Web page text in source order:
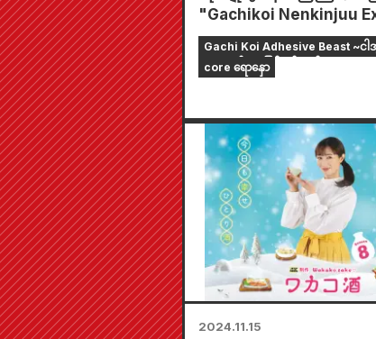
"Gachikoi Nenkinjuu
သည် မေလ 25 ရက်နေ့မှစ၍
Records Abeno Hoop
မည်ဖြစ်သည်။
Gachi Koi Adhesive Beast ~
သူရဲ့ရည်းစားဖြစ်ချင်တယ်~
core ရောနှော
2024.11.15